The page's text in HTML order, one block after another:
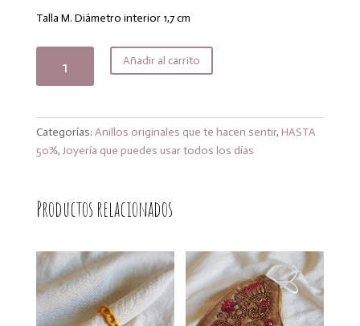
17,00€.13,60€.
Talla M. Diámetro interior 1,7 cm
Añadir al carrito
Categorías: Anillos originales que te hacen sentir, HASTA
50%, Joyería que puedes usar todos los días
Productos relacionados